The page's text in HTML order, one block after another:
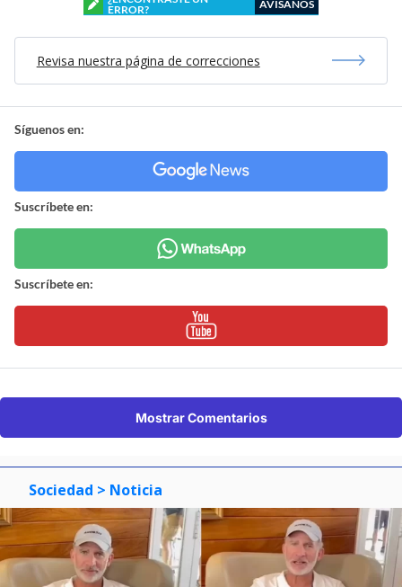
ERROR?
AVÍSANOS
Revisa nuestra página de correcciones
Síguenos en:
Suscríbete en:
Suscríbete en:
Mostrar Comentarios
Sociedad > Noticia